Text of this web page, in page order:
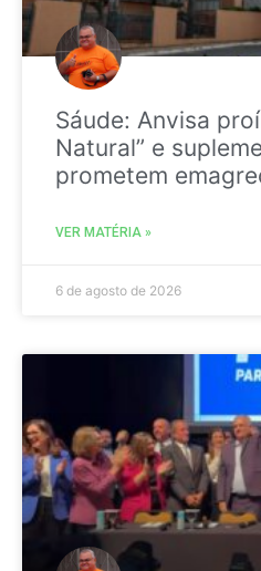
Sáude: Anvisa
Natural” e
prometem
VER MATÉRIA »
6 de agosto de 2026